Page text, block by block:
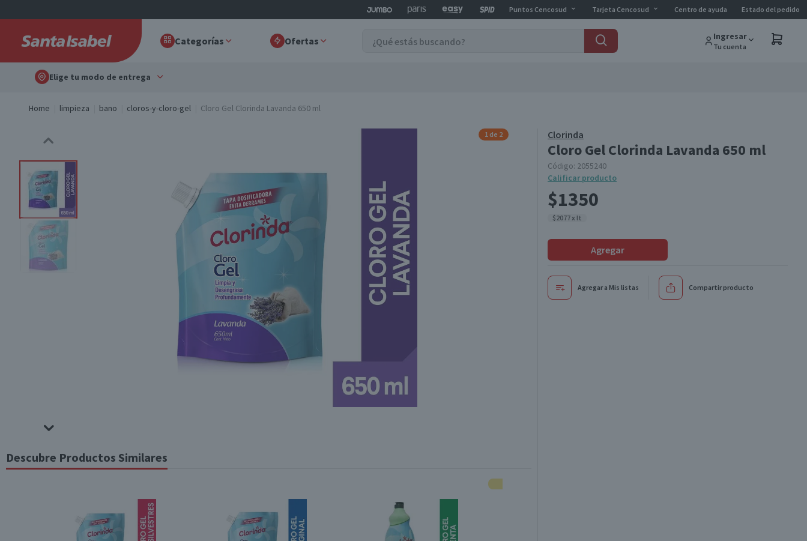
Puntos Cencosud Tarjeta Cencosud Centro de ayuda Estado del pedido
Categorías Ofertas Ingresar
Tu cuenta
Elige tu modo de entrega
Home limpieza bano cloros-y-cloro-gel Cloro Gel Clorinda Lavanda 650 ml
Clorinda
Cloro Gel Clorinda Lavanda 650 ml
Código: 2055240
Calificar producto
$1350
$2077 x lt
Agregar
Agregar a Mis listas Compartir producto
1 de 2
Descubre Productos Similares